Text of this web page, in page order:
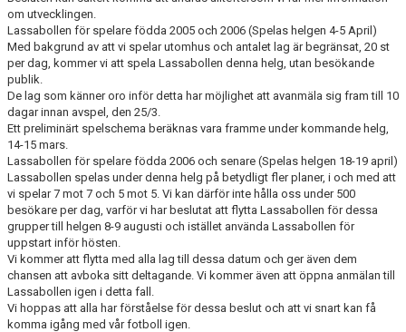
DOKUMENT
FOTBOLLSHALLEN
INTEGRITETSPOLICY
WEBSHOP
om utvecklingen.
Lassabollen för spelare födda 2005 och 2006 (Spelas helgen 4-5 April)
Med bakgrund av att vi spelar utomhus och antalet lag är begränsat, 20 st
per dag, kommer vi att spela Lassabollen denna helg, utan besökande
publik.
De lag som känner oro inför detta har möjlighet att avanmäla sig fram till 10
dagar innan avspel, den 25/3.
Ett preliminärt spelschema beräknas vara framme under kommande helg,
14-15 mars.
Lassabollen för spelare födda 2006 och senare (Spelas helgen 18-19 april)
Lassabollen spelas under denna helg på betydligt fler planer, i och med att
vi spelar 7 mot 7 och 5 mot 5. Vi kan därför inte hålla oss under 500
besökare per dag, varför vi har beslutat att flytta Lassabollen för dessa
grupper till helgen 8-9 augusti och istället använda Lassabollen för
uppstart inför hösten.
Vi kommer att flytta med alla lag till dessa datum och ger även dem
chansen att avboka sitt deltagande. Vi kommer även att öppna anmälan till
Lassabollen igen i detta fall.
Vi hoppas att alla har förståelse för dessa beslut och att vi snart kan få
komma igång med vår fotboll igen.